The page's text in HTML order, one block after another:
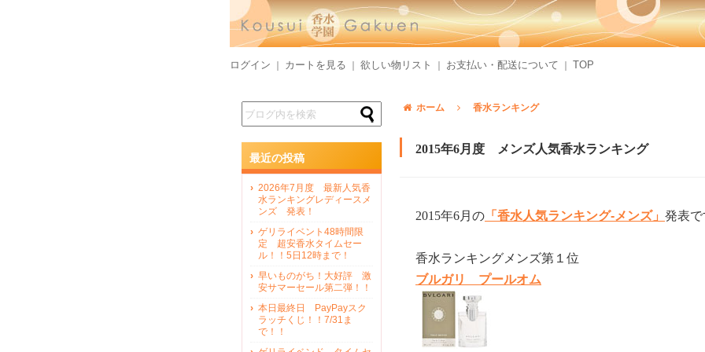
ログイン カートを見る 欲しい物リスト お支払い・配送について TOP
ホーム 香水ランキング
2015年6月度 メンズ人気香水ランキング
2015年6月の 「香水人気ランキング-メンズ」 発表
香水ランキングメンズ第１位
ブルガリ プールオム
最近の投稿
2026年7月度 最新人気香
水ランキングレディースメ
ンズ 発表！
ゲリライベント48時間限
定 超安香水タイムセー
ル！！5日12時まで！
早いものがち！大好評 激
安サマーセール第二弾！！
本日最終日 PayPayスク
ラッチくじ！！7/31ま
で！！